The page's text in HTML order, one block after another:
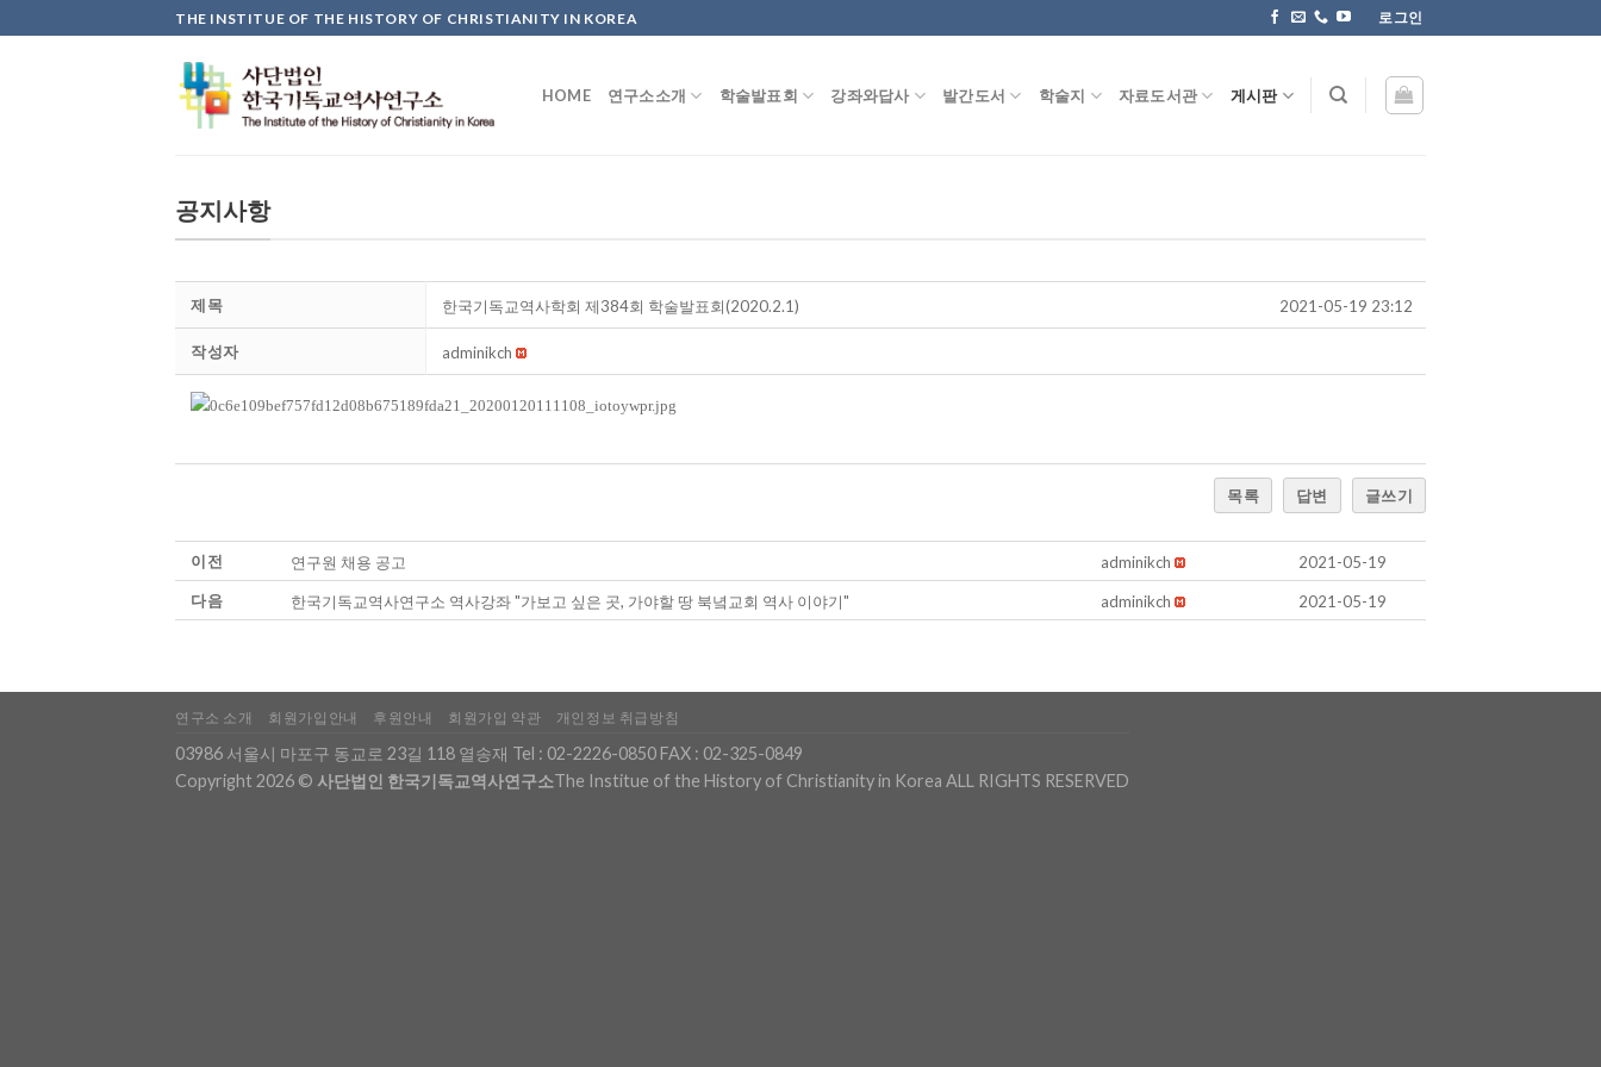
to
THE INSTITUE OF THE HISTORY OF CHRISTIANITY IN KOREA 로그인
HOME 연구소소개 학술발표회 강좌와답사 발간도서 학술지 자료도서관 게시판
공지사항
제목 한국기독교역사학회 제384회 학술발표회(2020.2.1) 2021-05-19 23:12
작성자 adminikch
목록 답변 글쓰기
이전 연구원 채용 공고 adminikch
2021-05-19
다음
한국기독교역사연구소 역사강좌 "가보고 싶은 곳, 가야할 땅 북녘교회 역사 이야기" adminikch 2021-05-19
연구소 소개 회원가입안내 후원안내 회원가입 약관 개인정보 취급방침
03986 서울시 마포구 동교로 23길 118 열송재 Tel : 02-2226-0850 FAX : 02-325-0849
Copyright 2026 © 사단법인 한국기독교역사연구소The Institue of the History of Christianity in Korea ALL RIGHTS RESERVED